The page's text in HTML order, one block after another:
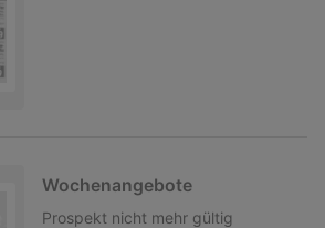
Wochenangebote
Prospekt nicht mehr gültig